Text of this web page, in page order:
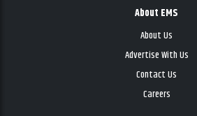
About EMS
About Us
Advertise With Us
Contact Us
Careers